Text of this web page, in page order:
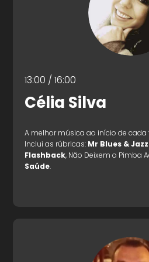
13:00 / 16:00
Célia Silva
A melhor música ao início de cada
Inclui as rúbricas: Mr Blues &
Flashback, Não Deixem o Pimba
Saúde.